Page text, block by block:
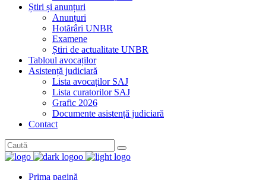
Știri și anunțuri
Anunțuri
Hotărâri UNBR
Examene
Știri de actualitate UNBR
Tabloul avocaților
Asistență judiciară
Lista avocaților SAJ
Lista curatorilor SAJ
Grafic 2026
Documente asistență judiciară
Contact
Prima pagină